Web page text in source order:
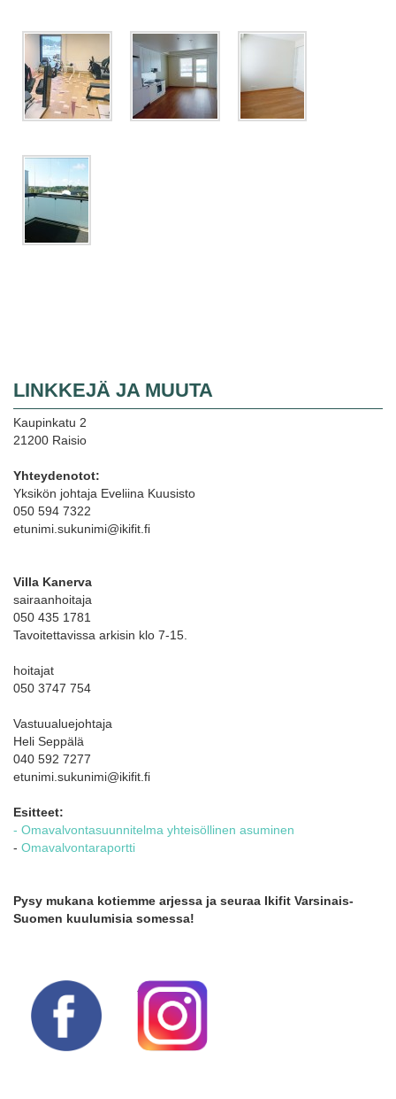
LINKKEJÄ JA MUUTA
Kaupinkatu 2
21200 Raisio
Yhteydenotot:
Yksikön johtaja Eveliina Kuusisto
050 594 7322
etunimi.sukunimi@ikifit.fi
Villa Kanerva
sairaanhoitaja
050 435 1781
Tavoitettavissa arkisin klo 7-15.
hoitajat
050 3747 754
Vastuualuejohtaja
Heli Seppälä
040 592 7277
etunimi.sukunimi@ikifit.fi
Esitteet:
- Omavalvontasuunnitelma yhteisöllinen asuminen
- Omavalvontaraportti
Pysy mukana kotiemme arjessa ja seuraa Ikifit Varsinais-
Suomen kuulumisia somessa!